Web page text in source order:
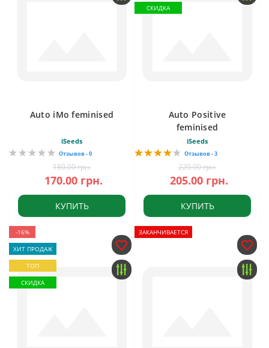
Auto iMo feminised
iSeeds
Отзывов - 0
180.00 грн.
170.00 грн.
КУПИТЬ
СКИДКА
Auto Positive
feminised
iSeeds
Отзывов - 3
220.00 грн.
205.00 грн.
КУПИТЬ
-16%
ХИТ ПРОДАЖ
ТОП
СКИДКА
ЗАКАНЧИВАЕТСЯ